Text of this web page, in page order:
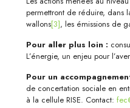
permettront de réduire, dans
wallons[3], les émissions de
Pour aller plus loin :
L’énergie, un enjeu pour
Pour un
de concertation sociale en
à la cellule RISE. Contact: